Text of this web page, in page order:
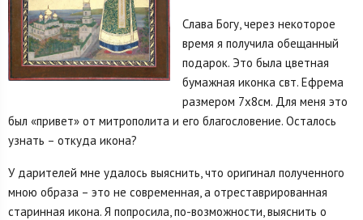
Слава Богу, через некоторое
время я получила обещанный
подарок. Это была цветная
бумажная иконка свт. Ефрема
размером 7х8см. Для меня это
был «привет» от митрополита и его благословение. Осталось
узнать – откуда икона?
У дарителей мне удалось выяснить, что оригинал полученного
мною образа – это не современная, а отреставрированная
старинная икона. Я попросила, по-возможности, выяснить о